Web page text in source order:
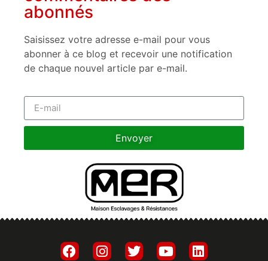
abonnés
Saisissez votre adresse e-mail pour vous
abonner à ce blog et recevoir une notification
de chaque nouvel article par e-mail.
Envoyer